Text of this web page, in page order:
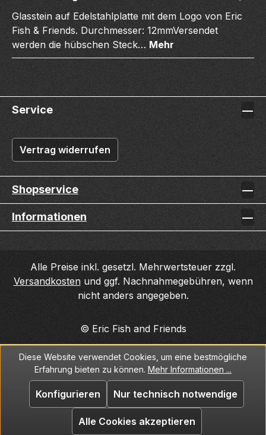
Glasstein auf Edelstahlplatte mit dem Logo von Eric
Fish & Friends. Durchmesser: 12mmVersendet
werden die hübschen Steck… Mehr
Service
Vertrag widerrufen
Shopservice
Informationen
Alle Preise inkl. gesetzl. Mehrwertsteuer zzgl.
Versandkostenund ggf. Nachnahmegebühren, wenn
nicht anders angegeben.
© Eric Fish and Friends
Diese Website verwendet Cookies, um eine bestmögliche
Erfahrung bieten zu können. Mehr Informationen ...
Nur technisch notwendige
Konfigurieren
Alle Cookies akzeptieren